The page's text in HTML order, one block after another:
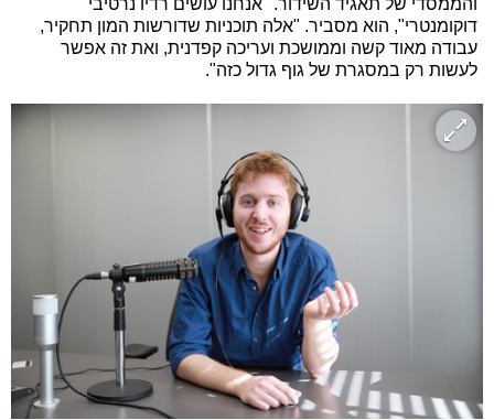
והממסדי של תאגיד השידור. "אנחנו עושים רדיו נרטיבי
דוקומנטרי", הוא מסביר. "אלה תוכניות שדורשות המון תחקיר,
עבודה מאוד קשה וממושכת ועריכה קפדנית, ואת זה אפשר
לעשות רק במסגרת של גוף גדול כזה".